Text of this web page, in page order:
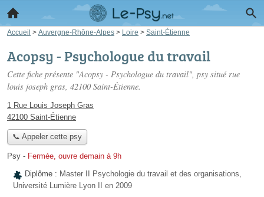
Accueil > Auvergne-Rhône-Alpes > Loire > Saint-Étienne
Acopsy - Psychologue du travail
Cette fiche présente "Acopsy - Psychologue du travail", psy situé rue
louis joseph gras, 42100 Saint-Étienne.
1 Rue Louis Joseph Gras
42100 Saint-Étienne
📞 Appeler cette psy
Psy - Fermée, ouvre demain à 9h
Diplôme : Master II Psychologie du travail et des organisations,
Université Lumière Lyon II en 2009